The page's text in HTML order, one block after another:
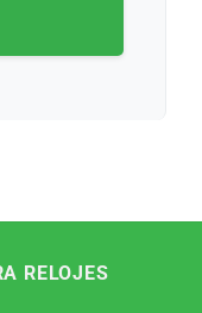
RELOJES